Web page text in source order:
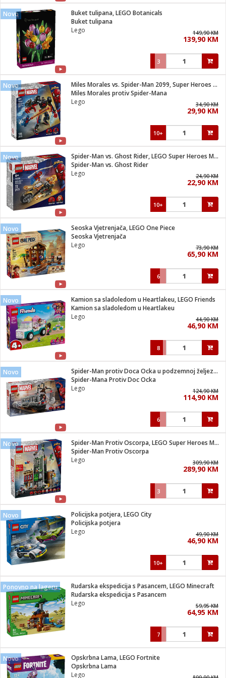
aparati
mesa
kafu
ostalo
pribor
pribor
Vitrine
Sušilica
/ Zdravlje
za kosu
brijanje
program
pribor
tuš
materijal
i kutije
i oprema
zraka
gorivo
brave
Novo
Buket tulipana, LEGO Botanicals
Buket tulipana
Lego
149,90 KM
139,90 KM
3
Novo
Miles Morales vs. Spider-Man 2099, Super Heroes Marvel
Miles Morales protiv Spider-Mana
Lego
34,90 KM
29,90 KM
10+
Novo
Spider-Man vs. Ghost Rider, LEGO Super Heroes Marvel
Spider-Man vs. Ghost Rider
Lego
24,90 KM
22,90 KM
10+
Novo
Seoska Vjetrenjača, LEGO One Piece
Seoska Vjetrenjača
Lego
73,90 KM
65,90 KM
6
Novo
Kamion sa sladoledom u Heartlakeu, LEGO Friends
Kamion sa sladoledom u Heartlakeu
Lego
44,90 KM
46,90 KM
8
Novo
Spider-Man protiv Doca Ocka u podzemnoj željeznici
Spider-Mana Protiv Doc Ocka
Lego
124,90 KM
114,90 KM
6
Novo
Spider-Man Protiv Oscorpa, LEGO Super Heroes Marvel
Spider-Man Protiv Oscorpa
Lego
309,90 KM
289,90 KM
3
Novo
Policijska potjera, LEGO City
Policijska potjera
Lego
49,90 KM
46,90 KM
10+
Ponovno na lageru
Rudarska ekspedicija s Pasancem, LEGO Minecraft
Rudarska ekspedicija s Pasancem
Lego
59,95 KM
64,95 KM
7
Novo
Opskrbna Lama, LEGO Fortnite
Opskrbna Lama
Lego